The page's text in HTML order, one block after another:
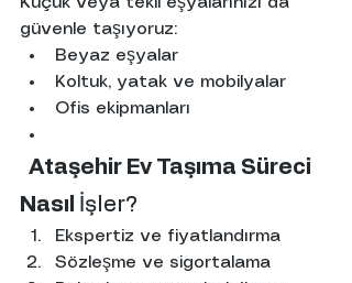
güvenle taşıyoruz:
Beyaz eşyalar
Koltuk, yatak ve mobilyalar
Ofis ekipmanları
Ataşehir Ev Taşıma Süreci
Nasıl
İşler?
Ekspertiz ve fiyatlandırma
Sözleşme ve sigortalama